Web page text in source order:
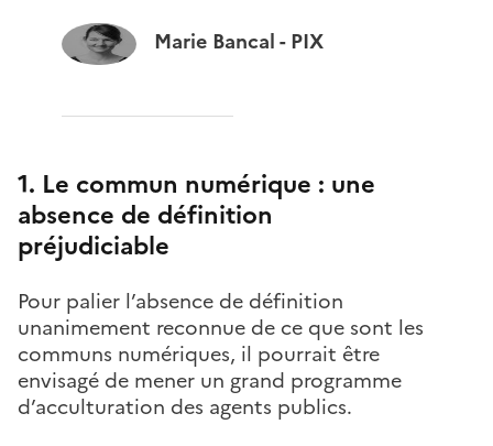
Marie Bancal - PIX
1. Le commun numérique : une
absence de définition
préjudiciable
Pour palier l’absence de définition
unanimement reconnue de ce que sont les
communs numériques, il pourrait être
envisagé de mener un grand programme
d’acculturation des agents publics.